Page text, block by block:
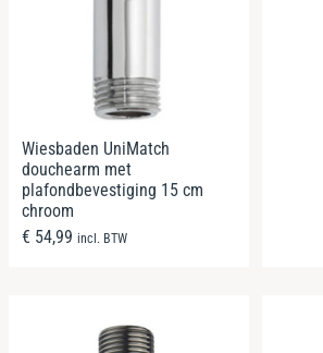
Wiesbaden UniMatch
douchearm met
plafondbevestiging 15 cm
chroom
€ 54,99 incl. BTW